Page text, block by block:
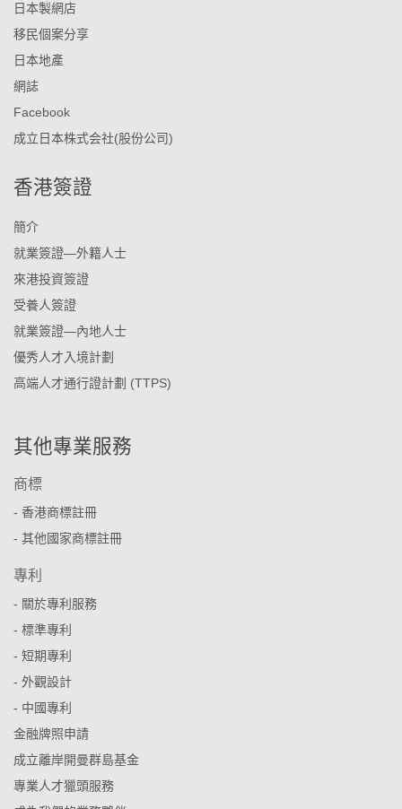
日本製網店
移民個案分享
日本地產
網誌
Facebook
成立日本株式会社(股份公司)
香港簽證
簡介
就業簽證—外籍人士
來港投資簽證
受養人簽證
就業簽證—內地人士
優秀人才入境計劃
高端人才通行證計劃 (TTPS)
其他專業服務
商標
- 香港商標註冊
- 其他國家商標註冊
專利
- 關於專利服務
- 標準專利
- 短期專利
- 外觀設計
- 中國專利
金融牌照申請
成立離岸開曼群島基金
專業人才獵頭服務